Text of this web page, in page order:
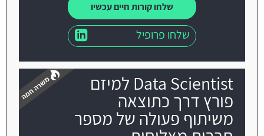
שלחו קורות חיים עכשיו
שלחו פרופיל
Data Scientist למיזם
פורץ דרך כתוצאה
משיתוף פעולה של מספר